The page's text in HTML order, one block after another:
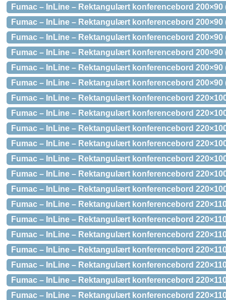
Fumac – InLine – Rektangulært konferencebord
Fumac – InLine – Rektangulært konferencebord
Fumac – InLine – Rektangulært konferencebord
Fumac – InLine – Rektangulært konferencebord
Fumac – InLine – Rektangulært konferencebord
Fumac – InLine – Rektangulært konferencebord
Fumac – InLine – Rektangulært konferencebord
Fumac – InLine – Rektangulært konferencebord
Fumac – InLine – Rektangulært konferencebord
Fumac – InLine – Rektangulært konferencebord
Fumac – InLine – Rektangulært konferencebord
Fumac – InLine – Rektangulært konferencebord
Fumac – InLine – Rektangulært konferencebord
Fumac – InLine – Rektangulært konferencebord
Fumac – InLine – Rektangulært konferencebord
Fumac – InLine – Rektangulært konferencebord
Fumac – InLine – Rektangulært konferencebord
Fumac – InLine – Rektangulært konferencebord
Fumac – InLine – Rektangulært konferencebord
Fumac – InLine – Rektangulært konferencebord